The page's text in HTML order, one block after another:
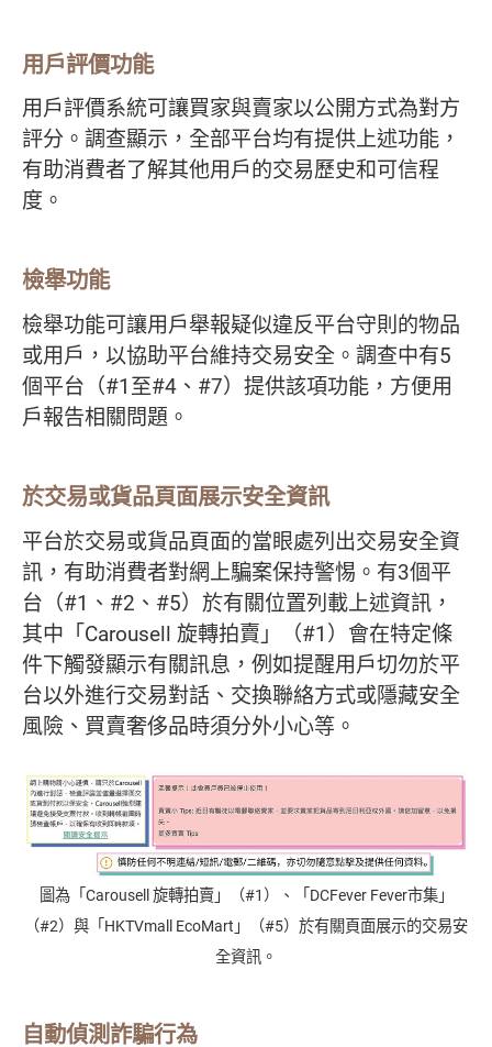
用戶評價功能
用戶評價系統可讓買家與賣家以公開方式為對方
評分。調查顯示，全部平台均有提供上述功能，
有助消費者了解其他用戶的交易歷史和可信程
度。
檢舉功能
檢舉功能可讓用戶舉報疑似違反平台守則的物品
或用戶，以協助平台維持交易安全。調查中有5
個平台（#1至#4、#7）提供該項功能，方便用
戶報告相關問題。
於交易或貨品頁面展示安全資訊
平台於交易或貨品頁面的當眼處列出交易安全資
訊，有助消費者對網上騙案保持警惕。有3個平
台（#1、#2、#5）於有關位置列載上述資訊，
其中「Carousell 旋轉拍賣」（#1）會在特定條
件下觸發顯示有關訊息，例如提醒用戶切勿於平
台以外進行交易對話、交換聯絡方式或隱藏安全
風險、買賣奢侈品時須分外小心等。
圖為「Carousell 旋轉拍賣」（#1）、「DCFever Fever市集」
（#2）與「HKTVmall EcoMart」（#5）於有關頁面展示的交易安
全資訊。
自動偵測詐騙行為